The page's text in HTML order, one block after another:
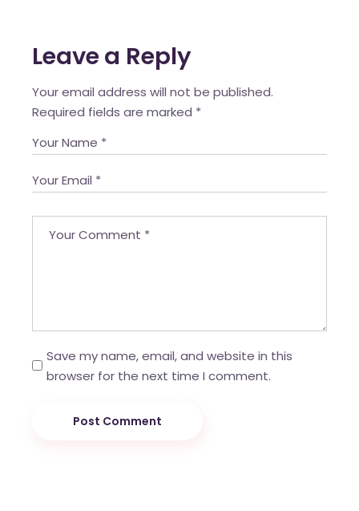
Leave a Reply
Your email address will not be published.
Required fields are marked *
Save my name, email, and website in this
browser for the next time I comment.
Post Comment